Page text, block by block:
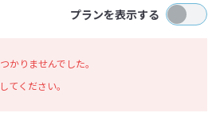
プランを表示する
かりませんでした。
てください。